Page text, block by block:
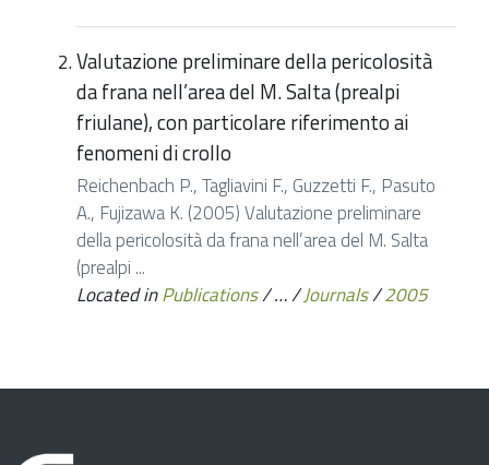
Valutazione preliminare della pericolosità
da frana nell’area del M. Salta (prealpi
friulane), con particolare riferimento ai
fenomeni di crollo
Reichenbach P., Tagliavini F., Guzzetti F., Pasuto
A., Fujizawa K. (2005) Valutazione preliminare
della pericolosità da frana nell’area del M. Salta
(prealpi ...
Located inPublications/…/Journals/2005